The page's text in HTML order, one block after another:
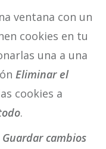
ventana con un
cookies en tu
una a una
Eliminar el
cookies a
.
Guardar cambios